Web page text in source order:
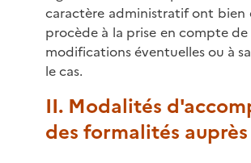
caractère administratif ont bien
procède à la prise en compte
modifications éventuelles ou à
le cas.
II. Modalités
des formalités auprès